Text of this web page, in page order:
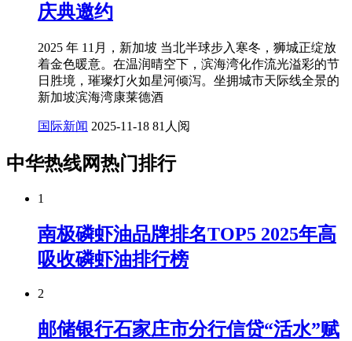
庆典邀约
2025 年 11月，新加坡 当北半球步入寒冬，狮城正绽放
着金色暖意。在温润晴空下，滨海湾化作流光溢彩的节
日胜境，璀璨灯火如星河倾泻。坐拥城市天际线全景的
新加坡滨海湾康莱德酒
国际新闻 2025-11-18 81人阅
中华热线网热门排行
1
南极磷虾油品牌排名TOP5 2025年高
吸收磷虾油排行榜
2
邮储银行石家庄市分行信贷“活水”赋